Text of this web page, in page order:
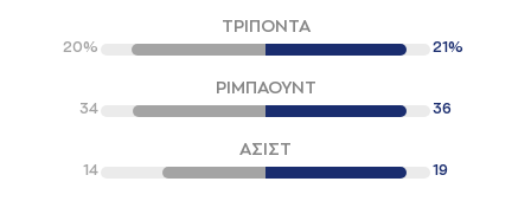
ΤΡΙΠΟΝΤΑ
20% 21%
ΡΙΜΠΑΟΥΝΤ
34 36
ΑΣΙΣΤ
14 19